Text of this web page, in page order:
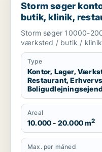
Storm søger
butik, klinik,
Vallensbæk,
Storm søger 10000-
værksted / butik /
Type
Kontor, Lager,
Restaurant,
Produktionslokaler,
Areal
10.000 - 20.000 m2
Max. per måned